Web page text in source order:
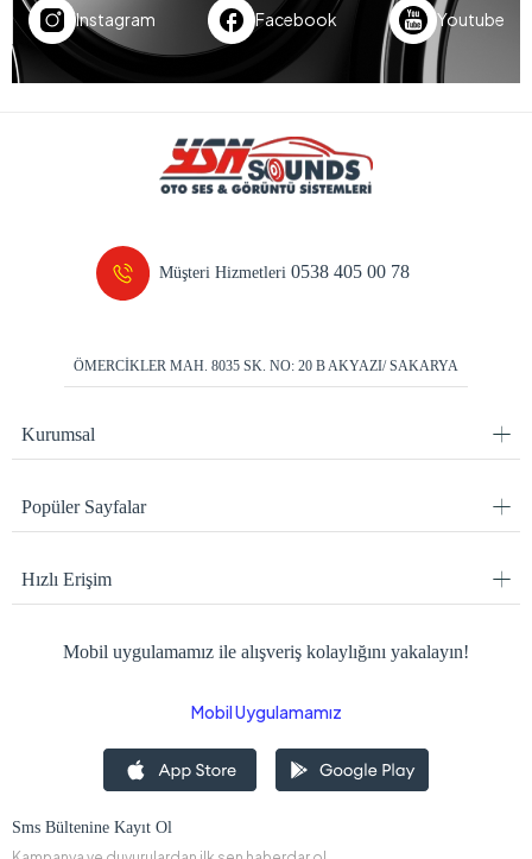
Instagram Facebook Youtube
Müşteri Hizmetleri0538 405 00 78
ÖMERCİKLER MAH. 8035 SK. NO: 20 B AKYAZI/ SAKARYA
Kurumsal
Popüler Sayfalar
Hızlı Erişim
Mobil uygulamamız ile alışveriş kolaylığını yakalayın!
Mobil Uygulamamız
Sms Bültenine Kayıt Ol